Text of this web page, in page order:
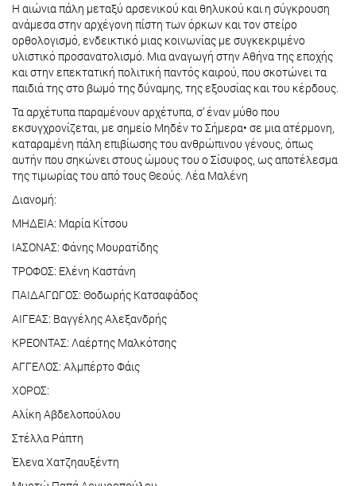
Η αιώνια πάλη μεταξύ αρσενικού και θηλυκού και η σύγκρουση
ανάμεσα στην αρχέγονη πίστη των όρκων και τον στείρο
ορθολογισμό, ενδεικτικό μιας κοινωνίας με συγκεκριμένο
υλιστικό προσανατολισμό. Μια αναγωγή στην Αθήνα της εποχής
και στην επεκτατική πολιτική παντός καιρού, που σκοτώνει τα
παιδιά της στο βωμό της δύναμης, της εξουσίας και του κέρδους.
Τα αρχέτυπα παραμένουν αρχέτυπα, σ’ έναν μύθο που
εκσυγχρονίζεται, με σημείο Μηδέν το Σήμερα• σε μια ατέρμονη,
καταραμένη πάλη επιβίωσης του ανθρώπινου γένους, όπως
αυτήν που σηκώνει στους ώμους του ο Σίσυφος, ως αποτέλεσμα
της τιμωρίας του από τους Θεούς. Λέα Μαλένη
Διανομή:
ΜΗΔΕΙΑ: Μαρία Κίτσου
ΙΑΣΟΝΑΣ: Φάνης Μουρατίδης
ΤΡΟΦΟΣ: Ελένη Καστάνη
ΠΑΙΔΑΓΩΓΟΣ: Θοδωρής Κατσαφάδος
ΑΙΓΕΑΣ: Βαγγέλης Αλεξανδρής
ΚΡΕΟΝΤΑΣ: Λαέρτης Μαλκότσης
ΑΓΓΕΛΟΣ: Αλμπέρτο Φάις
ΧΟΡΟΣ:
Αλίκη Αβδελοπούλου
Στέλλα Ράπτη
Έλενα Χατζηαυξέντη